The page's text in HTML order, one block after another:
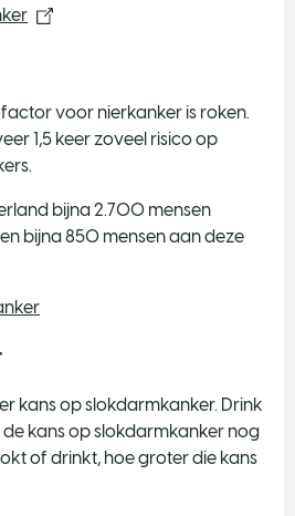
voor nierkanker is roken.
1,5 keer zoveel risico op
bijna 2.700 mensen
bijna 850 mensen aan deze
kans op slokdarmkanker. Drink
de kans op slokdarmkanker nog
of drinkt, hoe groter die kans